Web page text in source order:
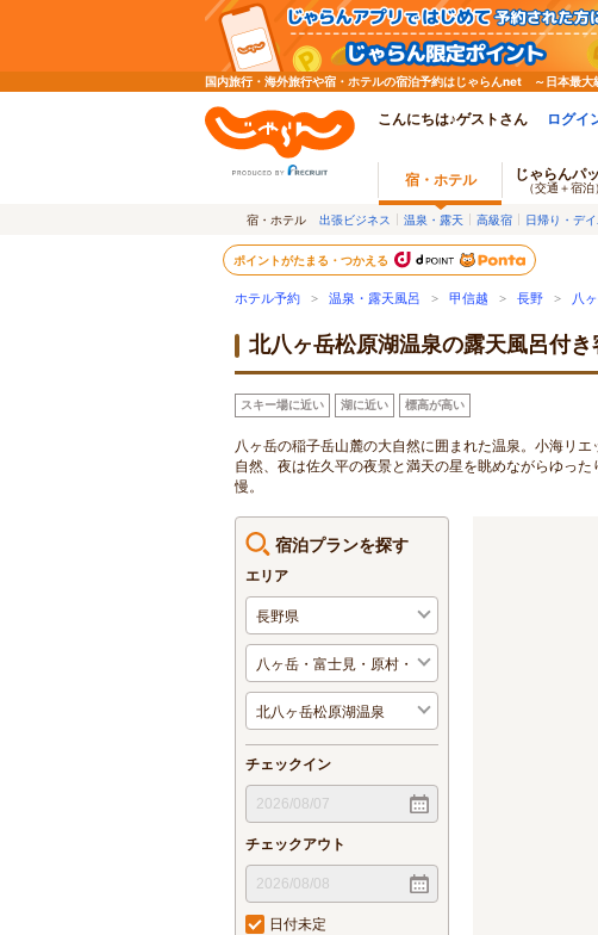
国内旅行・海外旅行や宿・ホテルの宿泊予約はじゃらんnet ～日本最大
こんにちは♪ゲストさん ログイ
宿・ホテル じゃらんパ
（交通＋宿泊）
宿・ホテル 出張ビジネス 温泉・露天 高級宿 日帰り・デ
ポイントがたまる・つかえる
ホテル予約 > 温泉・露天風呂 > 甲信越 > 長野 > 八
北八ヶ岳松原湖温泉の露天風呂付き
スキー場に近い 湖に近い 標高が高い
八ヶ岳の稲子岳山麓の大自然に囲まれた温泉。小海リ
自然、夜は佐久平の夜景と満天の星を眺めながらゆっ
慢。
宿泊プランを探す
エリア
チェックイン
チェックアウト
日付未定